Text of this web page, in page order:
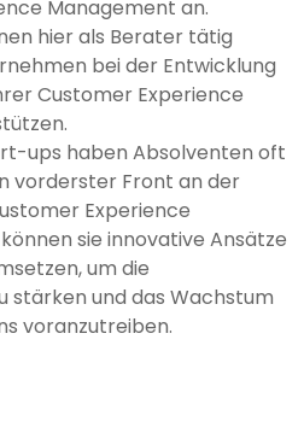
Management an.
hier als Berater tätig
bei der Entwicklung
Customer Experience
ups haben Absolventen oft
vorderster Front an der
Experience
sie innovative Ansätze
um die
stärken und das Wachstum
voranzutreiben.